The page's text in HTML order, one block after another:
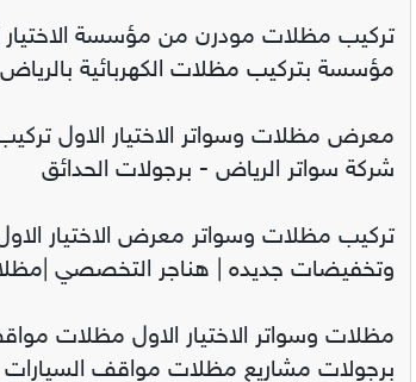
تركيب مظلات مودرن من مؤسسة الاختيار
مؤسسة بتركيب مظلات الكهربائية بالرياض
شركة سواتر الرياض - برجولات الحدائق
تركيب مظلات وسواتر معرض الاختيار
وتخفيضات جديده | هناجر التخصصي
مظلات وسواتر الاختيار الاول مظلات
برجولات مشاريع مظلات مواقف السيارات